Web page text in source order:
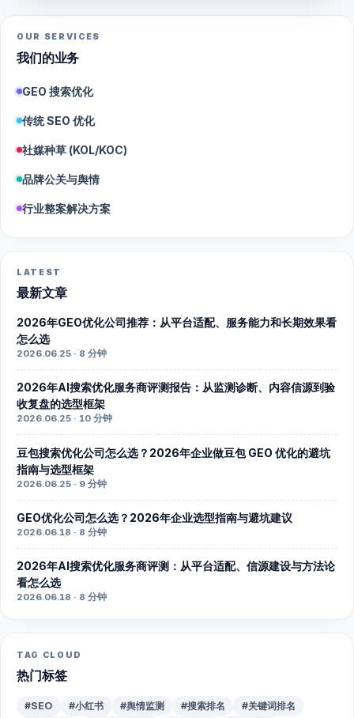
OUR SERVICES
我们的业务
GEO 搜索优化
传统 SEO 优化
社媒种草 (KOL/KOC)
品牌公关与舆情
行业整案解决方案
LATEST
最新文章
2026年GEO优化公司推荐：从平台适配、服务能力和长期效果看
怎么选
2026.06.25 · 8 分钟
2026年AI搜索优化服务商评测报告：从监测诊断、内容信源到验
收复盘的选型框架
2026.06.25 · 10 分钟
豆包搜索优化公司怎么选？2026年企业做豆包 GEO 优化的避坑
指南与选型框架
2026.06.25 · 9 分钟
GEO优化公司怎么选？2026年企业选型指南与避坑建议
2026.06.18 · 8 分钟
2026年AI搜索优化服务商评测：从平台适配、信源建设与方法论
看怎么选
2026.06.18 · 8 分钟
TAG CLOUD
热门标签
#SEO #小红书 #舆情监测 #搜索排名
#关键词排名